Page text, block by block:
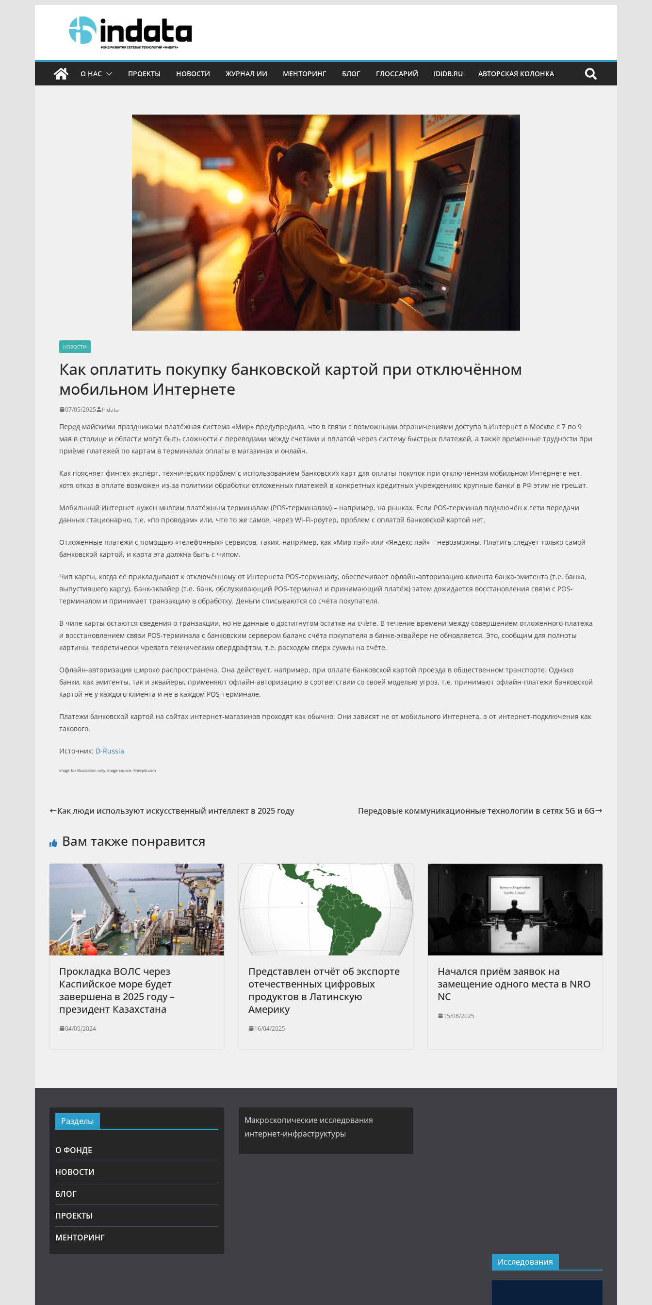
О НАС ПРОЕКТЫ НОВОСТИ ЖУРНАЛ ИИ МЕНТОРИНГ БЛОГ ГЛОССАРИЙ IDIDB.RU АВТОРСКАЯ КОЛОНКА
НОВОСТИ
Как оплатить покупку банковской картой при отключённом
мобильном Интернете
07/05/2025 Indata
Перед майскими праздниками платёжная система «Мир» предупредила, что в связи с возможными ограничениями доступа в Интернет в Москве с 7 по 9
мая в столице и области могут быть сложности с переводами между счетами и оплатой через систему быстрых платежей, а также временные трудности при
приёме платежей по картам в терминалах оплаты в магазинах и онлайн.
Как поясняет финтех-эксперт, технических проблем с использованием банковских карт для оплаты покупок при отключённом мобильном Интернете нет,
хотя отказ в оплате возможен из-за политики обработки отложенных платежей в конкретных кредитных учреждениях; крупные банки в РФ этим не грешат.
Мобильный Интернет нужен многим платёжным терминалам (POS-терминалам) – например, на рынках. Если POS-терминал подключён к сети передачи
данных стационарно, т.е. «по проводам» или, что то же самое, через Wi-Fi-роутер, проблем с оплатой банковской картой нет.
Отложенные платежи с помощью «телефонных» сервисов, таких, например, как «Мир пэй» или «Яндекс пэй» – невозможны. Платить следует только самой
банковской картой, и карта эта должна быть с чипом.
Чип карты, когда её прикладывают к отключённому от Интернета POS-терминалу, обеспечивает офлайн-авторизацию клиента банка-эмитента (т.е. банка,
выпустившего карту). Банк-эквайер (т.е. банк, обслуживающий POS-терминал и принимающий платёж) затем дожидается восстановления связи с POS-
терминалом и принимает транзакцию в обработку. Деньги списываются со счёта покупателя.
В чипе карты остаются сведения о транзакции, но не данные о достигнутом остатке на счёте. В течение времени между совершением отложенного платежа
и восстановлением связи POS-терминала с банковским сервером баланс счёта покупателя в банке-эквайере не обновляется. Это, сообщим для полноты
картины, теоретически чревато техническим овердрафтом, т.е. расходом сверх суммы на счёте.
Офлайн-авторизация широко распространена. Она действует, например, при оплате банковской картой проезда в общественном транспорте. Однако
банки, как эмитенты, так и эквайеры, применяют офлайн-авторизацию в соответствии со своей моделью угроз, т.е. принимают офлайн-платежи банковской
картой не у каждого клиента и не в каждом POS-терминале.
Платежи банковской картой на сайтах интернет-магазинов проходят как обычно. Они зависят не от мобильного Интернета, а от интернет-подключения как
такового.
Источник: D-Russia
Image for illustration only. Image source: Freepik.com
Как люди используют искусственный интеллект в 2025 году Передовые коммуникационные технологии в сетях 5G и 6G
Вам также понравится
Прокладка ВОЛС через
Каспийское море будет
завершена в 2025 году –
президент Казахстана
04/09/2024
Представлен отчёт об экспорте
отечественных цифровых
продуктов в Латинскую
Америку
16/04/2025
Начался приём заявок на
замещение одного места в NRO
NC
15/08/2025
Разделы
О ФОНДЕ
НОВОСТИ
БЛОГ
ПРОЕКТЫ
МЕНТОРИНГ
Макроскопические исследования
интернет-инфраструктуры
Исследования